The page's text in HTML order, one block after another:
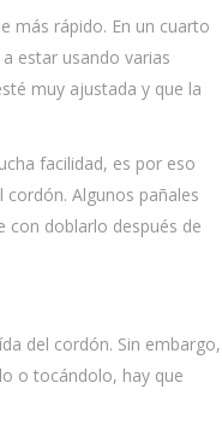
más rápido. En un cuarto
estar usando varias
muy ajustada y que la
facilidad, es por eso
Algunos pañales
con doblarlo después de
del cordón. Sin embargo,
o tocándolo, hay que